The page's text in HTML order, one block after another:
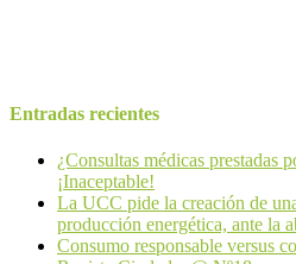
Entradas recientes
¿Consultas médicas prestadas
¡Inaceptable!
La UCC pide la creación de
producción energética, ante la
Consumo responsable versus